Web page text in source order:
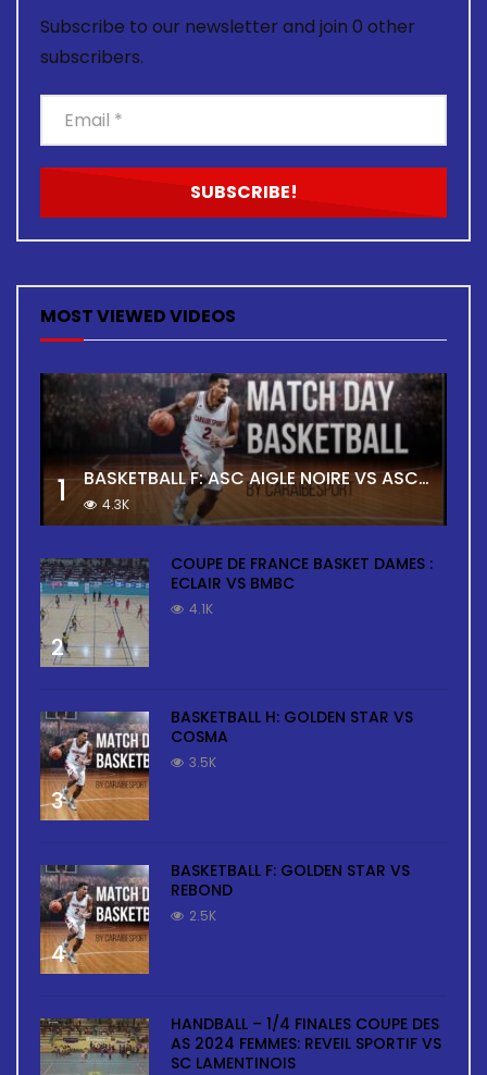
Subscribe to our newsletter and join 0 other
subscribers.
MOST VIEWED VIDEOS
1 BASKETBALL F: ASC AIGLE NOIRE VS ASC TOUR
4.3K
2
COUPE DE FRANCE BASKET DAMES :
ECLAIR VS BMBC
4.1K
3
BASKETBALL H: GOLDEN STAR VS
COSMA
3.5K
4
BASKETBALL F: GOLDEN STAR VS
REBOND
2.5K
HANDBALL – 1/4 FINALES COUPE DES
AS 2024 FEMMES: REVEIL SPORTIF VS
SC LAMENTINOIS